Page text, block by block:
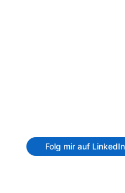
Folg mir auf LinkedIn